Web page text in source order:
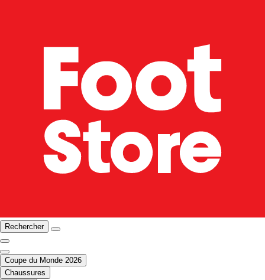
Rechercher
Coupe du Monde 2026
Chaussures